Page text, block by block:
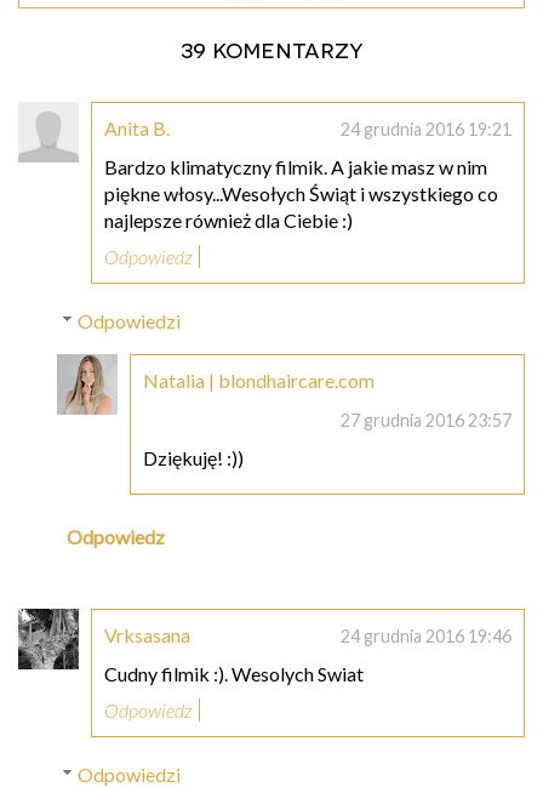
39 komentarzy
Anita B. 24 grudnia 2016 19:21
Bardzo klimatyczny filmik. A jakie masz w nim
piękne włosy...Wesołych Świąt i wszystkiego co
najlepsze również dla Ciebie :)
Odpowiedz
Odpowiedzi
Natalia | blondhaircare.com
27 grudnia 2016 23:57
Dziękuję! :))
Odpowiedz
Vrksasana 24 grudnia 2016 19:46
Cudny filmik :). Wesolych Swiat
Odpowiedz
Odpowiedzi